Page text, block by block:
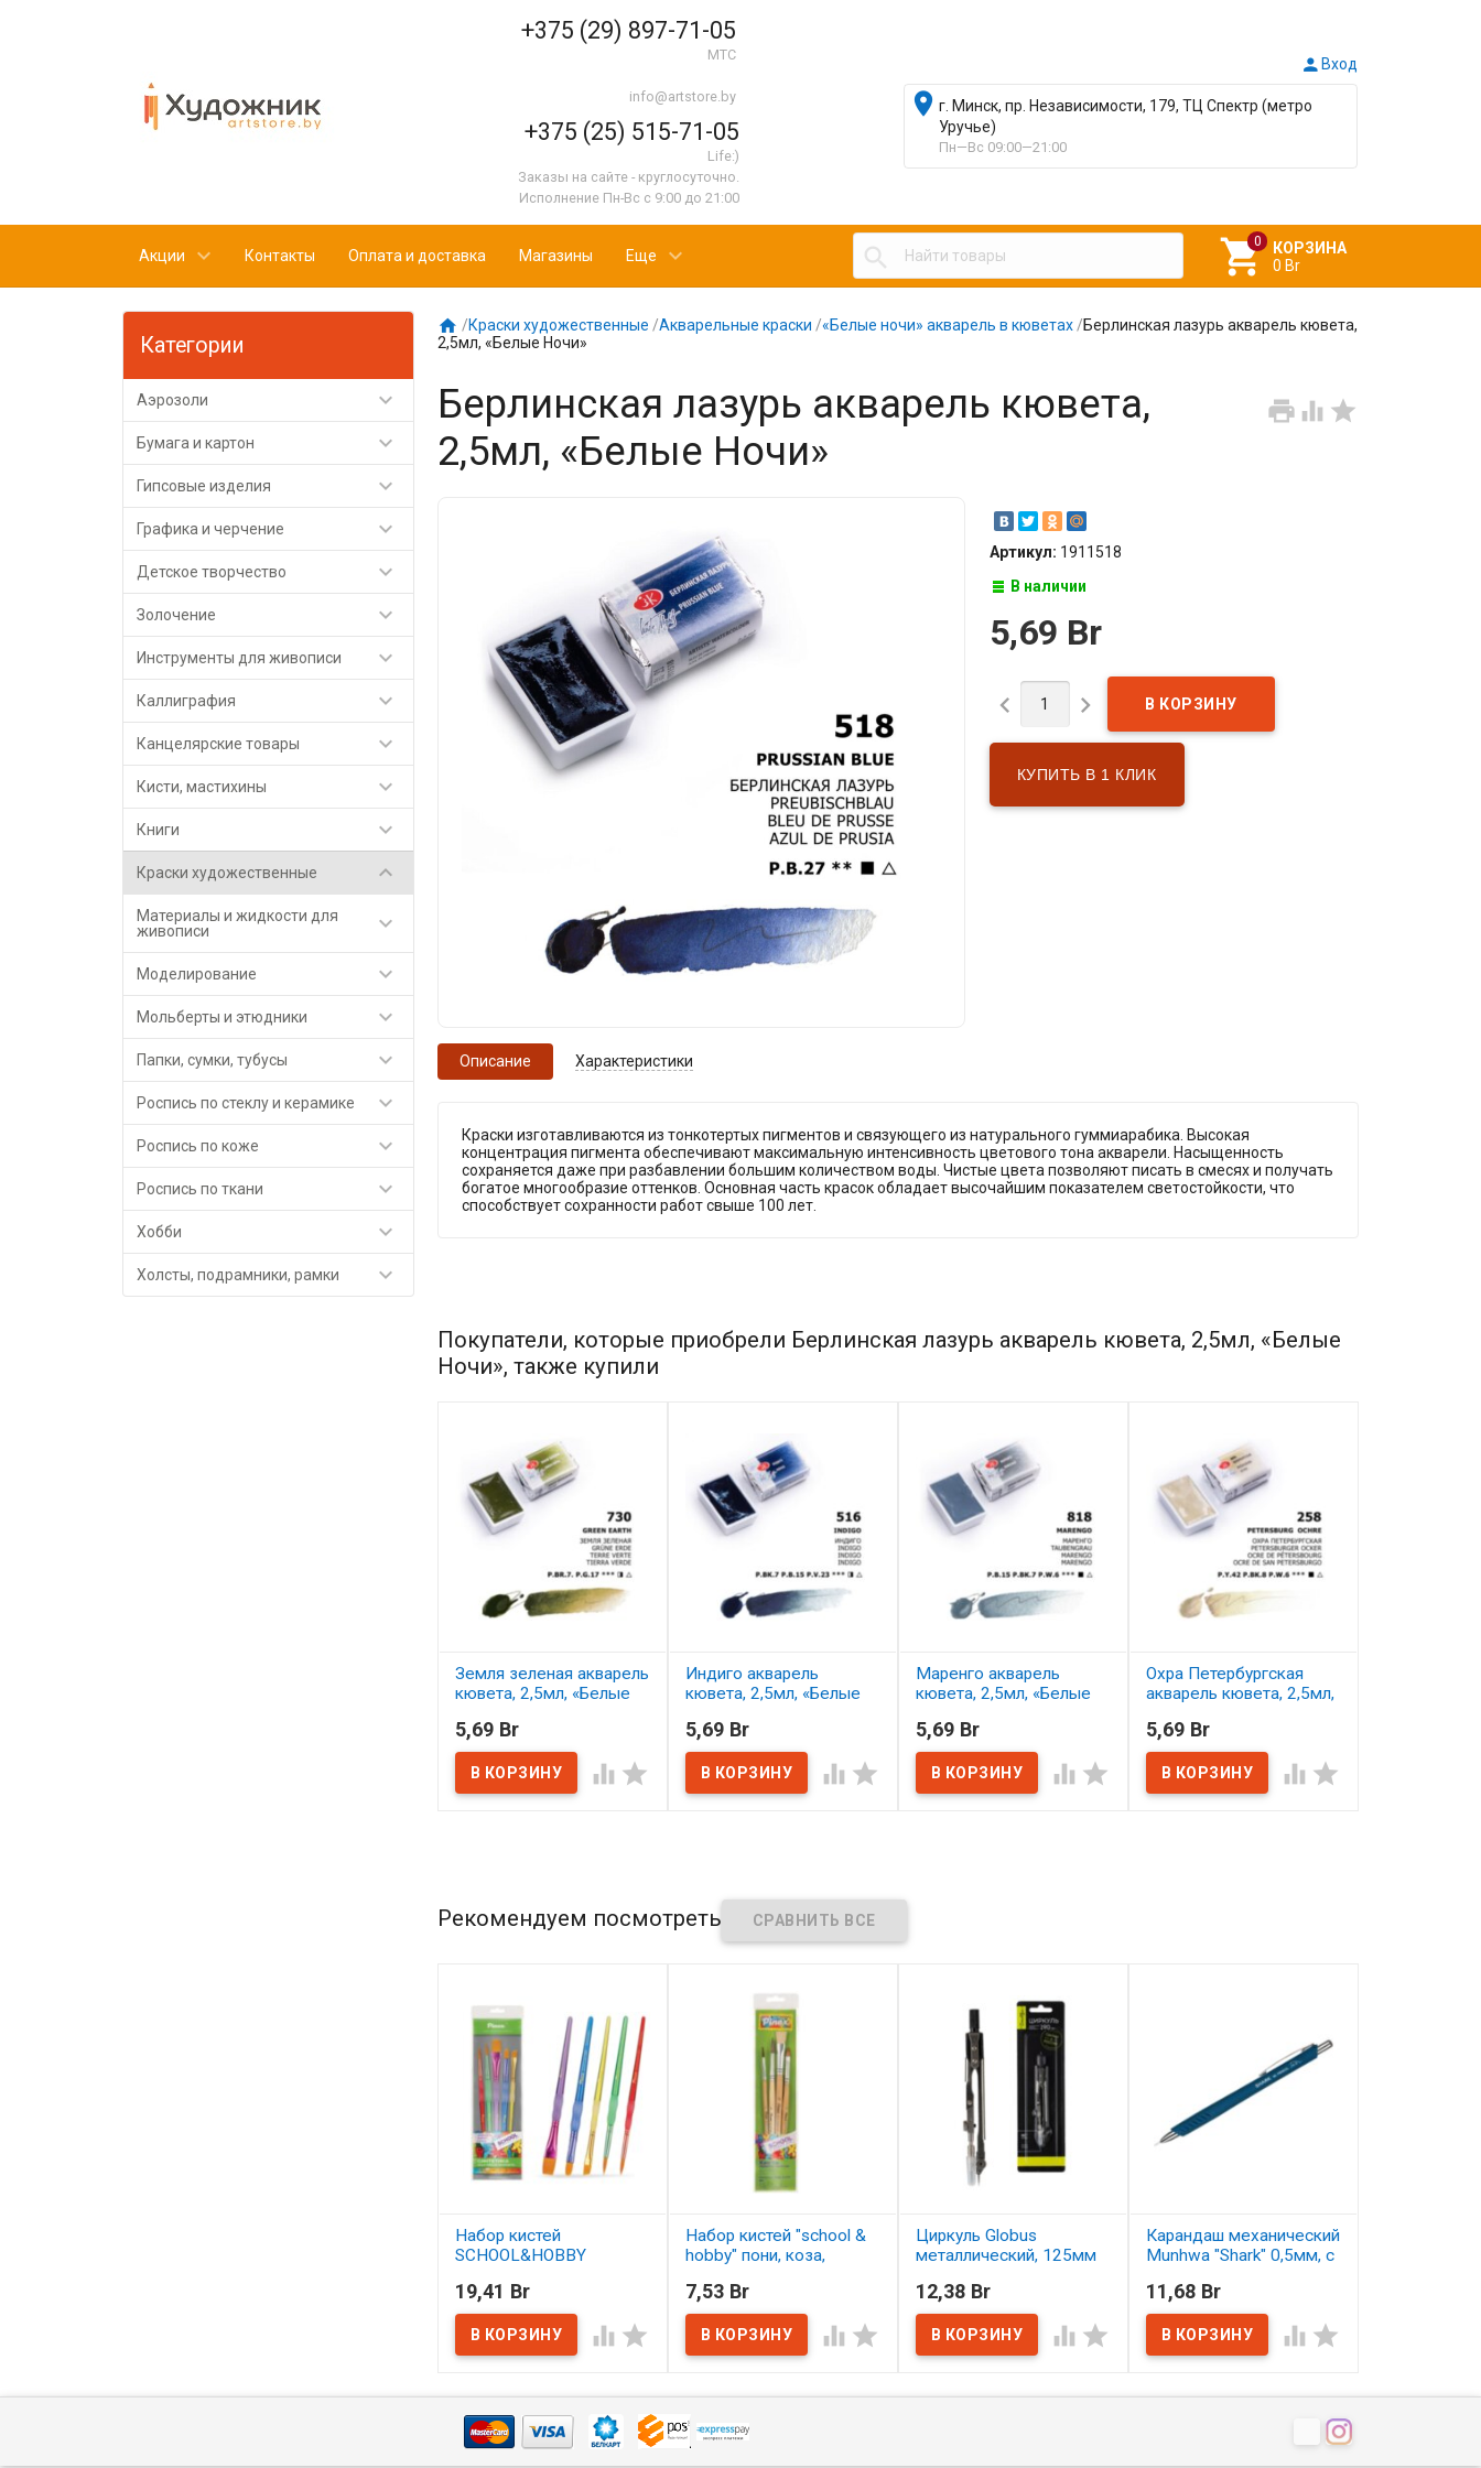
+375 (29) 897-71-05
МТС
info@artstore.by
+375 (25) 515-71-05
Life:)
Заказы на сайте - круглосуточно.
Исполнение Пн-Вс с 9:00 до 21:00
Вход
г. Минск, пр. Независимости, 179, ТЦ Спектр (метро
Уручье)
Пн—Вс 09:00—21:00
Акции Контакты Оплата и доставка Магазины Еще  
КОРЗИНА
0 Br
Категории
Аэрозоли 
Бумага и картон 
Гипсовые изделия 
Графика и черчение 
Детское творчество 
Золочение 
Инструменты для живописи 
Каллиграфия 
Канцелярские товары 
Кисти, мастихины 
Книги 
Краски художественные 
Материалы и жидкости для
живописи

Моделирование 
Мольберты и этюдники 
Папки, сумки, тубусы 
Роспись по стеклу и керамике 
Роспись по коже 
Роспись по ткани 
Хобби 
Холсты, подрамники, рамки 
 /Краски художественные /Акварельные краски /«Белые ночи» акварель в кюветах /Берлинская лазурь акварель кювета,
2,5мл, «Белые Ночи»
  
Берлинская лазурь акварель кювета,
2,5мл, «Белые Ночи»
Артикул: 1911518
В наличии
5,69 Br
 
КУПИТЬ В 1 КЛИК
Описание Характеристики
Краски изготавливаются из тонкотертых пигментов и связующего из натурального гуммиарабика. Высокая
концентрация пигмента обеспечивают максимальную интенсивность цветового тона акварели. Насыщенность
сохраняется даже при разбавлении большим количеством воды. Чистые цвета позволяют писать в смесях и получать
богатое многообразие оттенков. Основная часть красок обладает высочайшим показателем светостойкости, что
способствует сохранности работ свыше 100 лет.
Покупатели, которые приобрели Берлинская лазурь акварель кювета, 2,5мл, «Белые
Ночи», также купили
Земля зеленая акварель
кювета, 2,5мл, «Белые
В наличии
5,69 Br
 
Индиго акварель
кювета, 2,5мл, «Белые
В наличии
5,69 Br
 
Маренго акварель
кювета, 2,5мл, «Белые
В наличии
5,69 Br
 
Охра Петербургская
акварель кювета, 2,5мл,
В наличии
5,69 Br
 
Рекомендуем посмотреть
Набор кистей
SCHOOL&HOBBY
АССОРТИ
В наличии
19,41 Br
 
Набор кистей "school &
hobby" пони, коза,
В наличии
7,53 Br
 
Циркуль Globus
металлический, 125мм
В наличии
12,38 Br
 
Карандаш механический
Munhwa "Shark" 0,5мм, с
В наличии
11,68 Br
 